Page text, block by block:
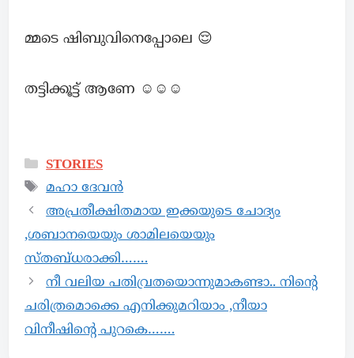
മ്മടെ ഷിബുവിനെപ്പോലെ 😌
തട്ടിക്കൂട്ട് ആണേ ☺️☺️☺️
STORIES
മഹാ ദേവൻ
അപ്രതീക്ഷിതമായ ഇക്കയുടെ ചോദ്യം
,ശബാനയെയും ശാമിലയെയും
സ്തബ്ധരാക്കി…….
നീ വലിയ പതിവ്രതയൊന്നുമാകണ്ടാ.. നിൻ്റെ
ചരിത്രമൊക്കെ എനിക്കുമറിയാം ,നീയാ
വിനീഷിൻ്റെ പുറകെ…….